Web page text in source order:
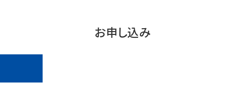
お申し込み